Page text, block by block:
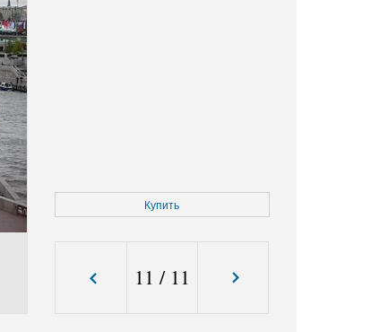
Купить
11 / 11